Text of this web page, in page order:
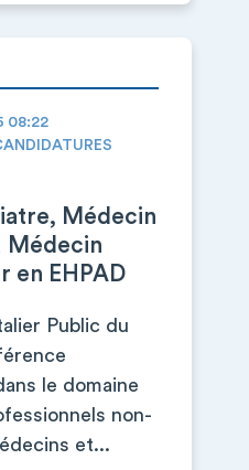
08:22
Médecin
Médecin
en EHPAD
Public du
le domaine
non-
et...